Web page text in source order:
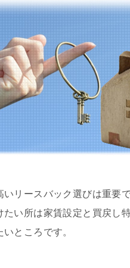
いリースバック選びは重要
たい所は家賃設定と買戻し
ところです。